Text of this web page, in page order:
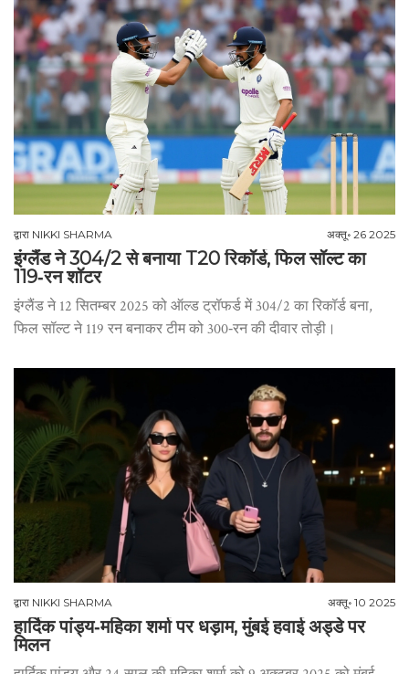
द्वारा NIKKI SHARMA अक्तू॰ 26 2025
इंग्लैंड ने 304/2 से बनाया T20 रिकॉर्ड, फिल सॉल्ट का
119‑रन शॉटर
इंग्लैंड ने 12 सितम्बर 2025 को ऑल्ड ट्रॉफर्ड में 304/2 का रिकॉर्ड बना,
फिल सॉल्ट ने 119 रन बनाकर टीम को 300‑रन की दीवार तोड़ी।
द्वारा NIKKI SHARMA अक्तू॰ 10 2025
हार्दिक पांड्य‑महिका शर्मा पर धड़ाम, मुंबई हवाई अड्डे पर
मिलन